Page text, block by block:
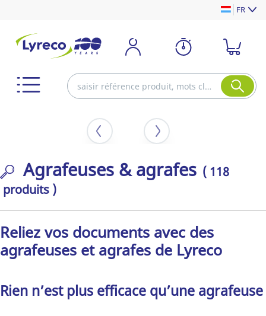
FR
Agrafeuses & agrafes ( 118
produits )
Reliez vos documents avec des
agrafeuses et agrafes de Lyreco
Rien n’est plus efficace qu’une agrafeuse